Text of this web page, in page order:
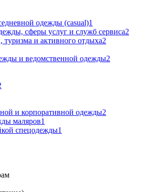
одежды (casual)1
сферы услуг и служб сервиса2
и активного отдыха2
и ведомственной одежды2
и корпоративной одежды2
маляров1
спецодежды1